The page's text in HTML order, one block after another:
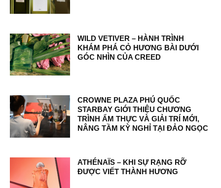
WILD VETIVER – HÀNH TRÌNH
KHÁM PHÁ CỎ HƯƠNG BÀI DƯỚI
GÓC NHÌN CỦA CREED
CROWNE PLAZA PHÚ QUỐC
STARBAY GIỚI THIỆU CHƯƠNG
TRÌNH ẨM THỰC VÀ GIẢI TRÍ MỚI,
NÂNG TẦM KỲ NGHỈ TẠI ĐẢO NGỌC
ATHÉNAÏS – KHI SỰ RẠNG RỠ
ĐƯỢC VIẾT THÀNH HƯƠNG